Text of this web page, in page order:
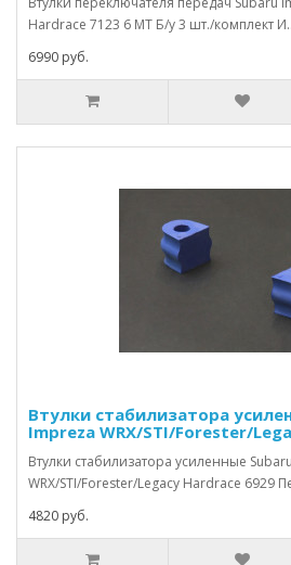
Hardrace 7123 6 MT Б/у 3 шт./комплект И..
6990 руб.
Втулки стабилизатора
Impreza WRX/STI/Forester/
Втулки стабилизатора усиленные
WRX/STI/Forester/Legacy Hardrace 6929
4820 руб.